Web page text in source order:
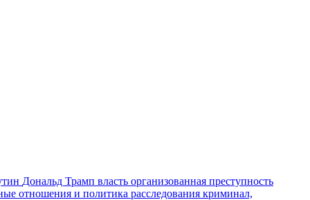
Дональд Трамп власть организованная преступность
отношения и политика расследования криминал,